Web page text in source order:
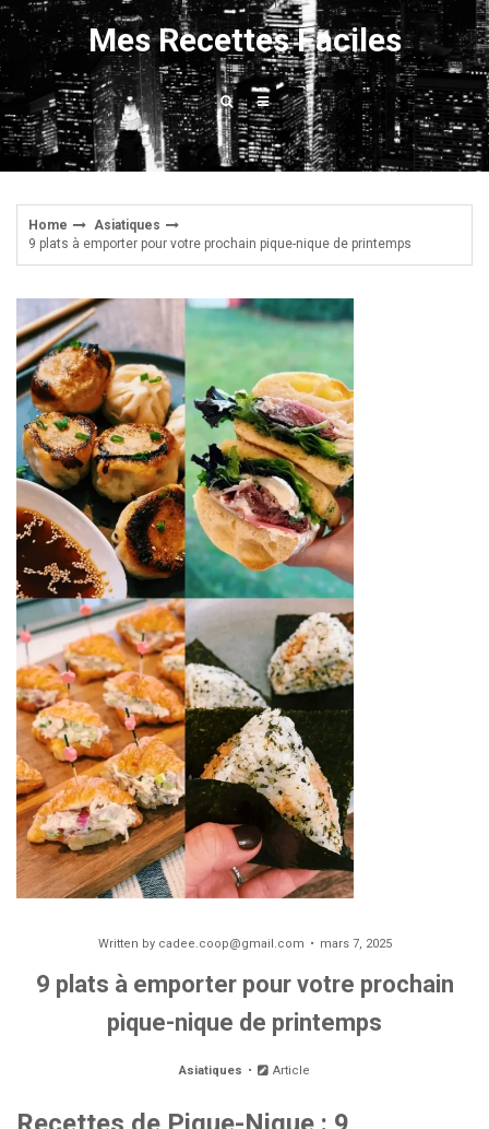
Skip
to
content
Mes Recettes Faciles
Home
Asiatiques
9 plats à emporter pour votre prochain pique-nique de printemps
Written by cadee.coop@gmail.com mars 7, 2025
9 plats à emporter pour votre prochain
pique-nique de printemps
Asiatiques Article